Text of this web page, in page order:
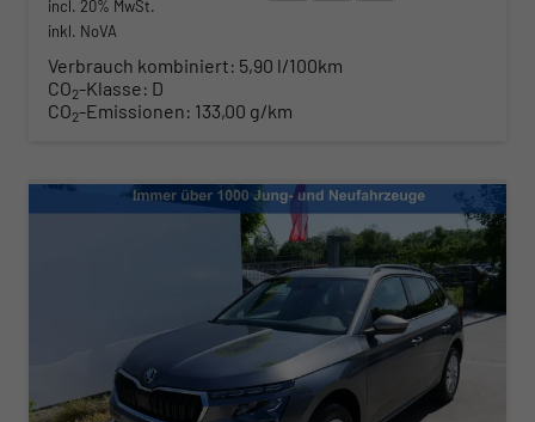
incl. 20% MwSt.
inkl. NoVA
Verbrauch kombiniert: 5,90 l/100km
CO2-Klasse: D
CO2-Emissionen: 133,00 g/km